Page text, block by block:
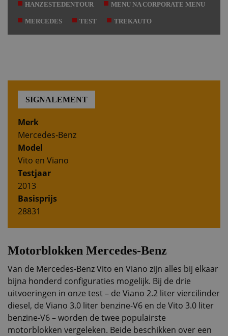
HANZESTEDENTOUR MENU NA CORPORATE MENU
MERCEDES TEST TREKAUTO
SIGNALEMENT
Merk
Mercedes-Benz
Model
Vito en Viano
Testjaar
2013
Basisprijs
28831
Motorblokken Mercedes-Benz
Van de Mercedes-Benz Vito en Viano zijn alles bij elkaar
bijna honderd configuraties mogelijk. Bij de drie
uitvoeringen in onze test – de Viano 2.2 liter viercilinder
diesel, de Viano 3.0 liter benzine-V6 en de Vito 3.0 liter
benzine-V6 – worden de twee populairste
motorblokken vergeleken. Beide beschikken over een